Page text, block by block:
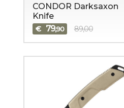
RAO
Extrema
Black
€ 378,00
CONDOR Darksaxon
Knife
€ 79,90 89,00